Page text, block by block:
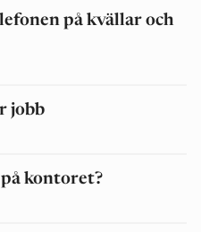
på kvällar och
jobb
kontoret?